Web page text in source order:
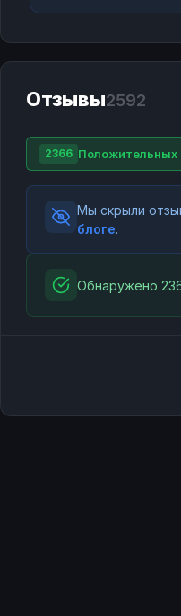
Отзывы2592
2366 Положительных
Мы скрыли
блоге.
Обнаружено